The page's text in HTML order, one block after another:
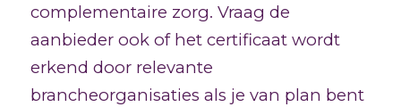
complementaire zorg. Vraag de
aanbieder ook of het certificaat wordt
erkend door relevante
brancheorganisaties als je van plan bent